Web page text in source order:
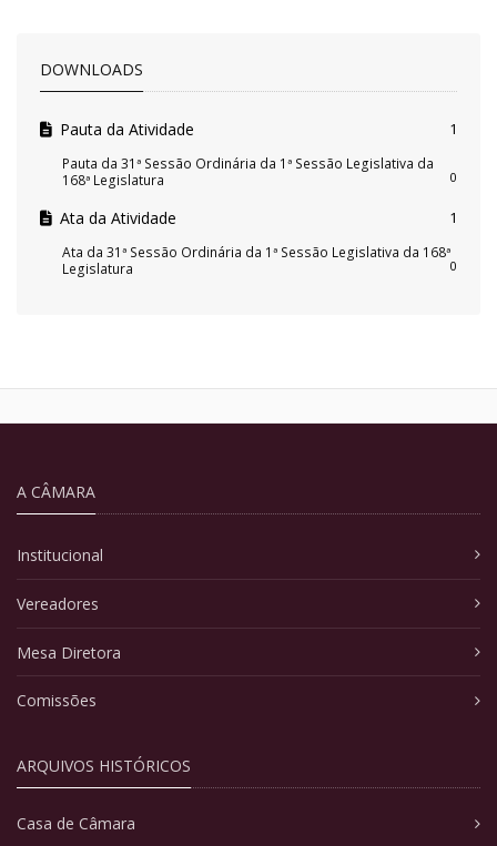
DOWNLOADS
Pauta da Atividade 1
Pauta da 31ª Sessão Ordinária da 1ª Sessão Legislativa da
168ª Legislatura
0
Ata da Atividade 1
Ata da 31ª Sessão Ordinária da 1ª Sessão Legislativa da 168ª
Legislatura
0
A CÂMARA
Institucional
Vereadores
Mesa Diretora
Comissões
ARQUIVOS HISTÓRICOS
Casa de Câmara